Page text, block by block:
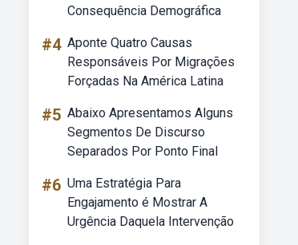
Consequência Demográfica
#4 Aponte Quatro Causas
Responsáveis Por Migrações
Forçadas Na América Latina
#5 Abaixo Apresentamos Alguns
Segmentos De Discurso
Separados Por Ponto Final
#6 Uma Estratégia Para
Engajamento é Mostrar A
Urgência Daquela Intervenção